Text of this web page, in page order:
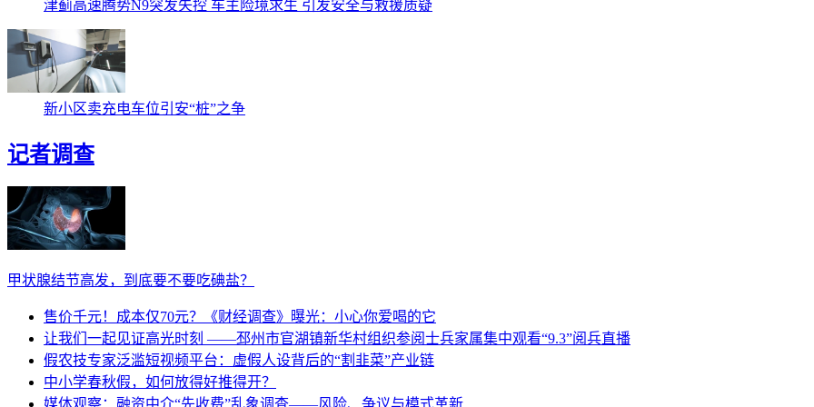
津蓟高速腾势N9突发失控 车主险境求生 引发安全与救援质疑
新小区卖充电车位引安“桩”之争
记者调查
甲状腺结节高发，到底要不要吃碘盐？
售价千元！成本仅70元？《财经调查》曝光：小心你爱喝的它
让我们一起见证高光时刻 ——邳州市官湖镇新华村组织参阅士兵家属集中观看“9.3”阅兵直播
假农技专家泛滥短视频平台：虚假人设背后的“割韭菜”产业链
中小学春秋假，如何放得好推得开？